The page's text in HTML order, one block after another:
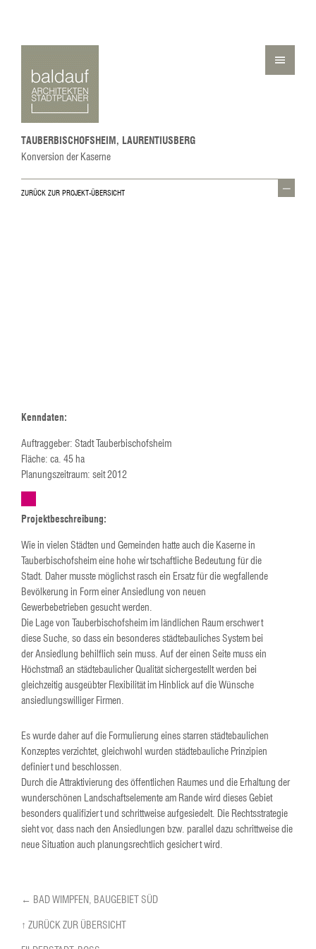
TAUBERBISCHOFSHEIM, LAURENTIUSBERG
Konversion der Kaserne
ZURÜCK ZUR PROJEKT-ÜBERSICHT
Kenndaten:
Auftraggeber: Stadt Tauberbischofsheim
Fläche: ca. 45 ha
Planungszeitraum: seit 2012
Projektbeschreibung:
Wie in vielen Städten und Gemeinden hatte auch die Kaserne in
Tauberbischofsheim eine hohe wirtschaftliche Bedeutung für die
Stadt. Daher musste möglichst rasch ein Ersatz für die wegfallende
Bevölkerung in Form einer Ansiedlung von neuen
Gewerbebetrieben gesucht werden.
Die Lage von Tauberbischofsheim im ländlichen Raum erschwert
diese Suche, so dass ein besonderes städtebauliches System bei
der Ansiedlung behilflich sein muss. Auf der einen Seite muss ein
Höchstmaß an städtebaulicher Qualität sichergestellt werden bei
gleichzeitig ausgeübter Flexibilität im Hinblick auf die Wünsche
ansiedlungswilliger Firmen.
Es wurde daher auf die Formulierung eines starren städtebaulichen
Konzeptes verzichtet, gleichwohl wurden städtebauliche Prinzipien
definiert und beschlossen.
Durch die Attraktivierung des öffentlichen Raumes und die Erhaltung der
wunderschönen Landschaftselemente am Rande wird dieses Gebiet
besonders qualifiziert und schrittweise aufgesiedelt. Die Rechtsstrategie
sieht vor, dass nach den Ansiedlungen bzw. parallel dazu schrittweise die
neue Situation auch planungsrechtlich gesichert wird.
← BAD WIMPFEN, BAUGEBIET SÜD
↑ ZURÜCK ZUR ÜBERSICHT